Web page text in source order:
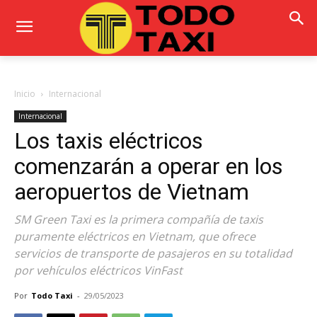
Inicio Internacional
Internacional
Los taxis eléctricos
comenzarán a operar en los
aeropuertos de Vietnam
SM Green Taxi es la primera compañía de taxis
puramente eléctricos en Vietnam, que ofrece
servicios de transporte de pasajeros en su totalidad
por vehículos eléctricos VinFast
Por Todo Taxi - 29/05/2023